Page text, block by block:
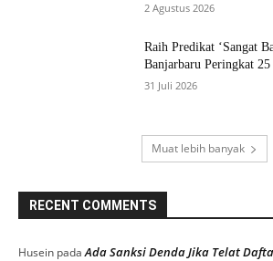
2 Agustus 2026
Raih Predikat ‘Sangat
Banjarbaru Peringkat 25
31 Juli 2026
Muat lebih banyak
RECENT COMMENTS
Husein padaAda Sanksi Denda Jika Telat